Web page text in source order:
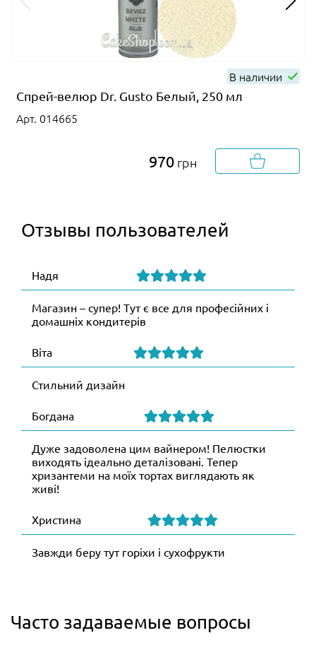
В наличии
Спрей-велюр Dr. Gusto Белый, 250 мл
Арт. 014665
970 грн
Отзывы пользователей
Надя
Магазин – супер! Тут є все для професійних і
домашніх кондитерів
Віта
Стильний дизайн
Богдана
Дуже задоволена цим вайнером! Пелюстки
виходять ідеально деталізовані. Тепер
хризантеми на моїх тортах виглядають як
живі!
Христина
Завжди беру тут горіхи і сухофрукти
Часто задаваемые вопросы